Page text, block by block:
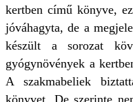
kertben című könyve,
jóváhagyta, de a
készült a sorozat
gyógynövények a
A szakmabeliek